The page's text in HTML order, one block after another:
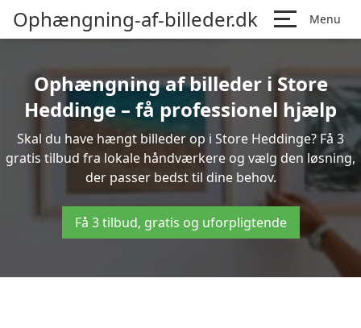
Ophængning-af-billeder.dk Menu
Ophængning af billeder i Store
Heddinge – få professionel hjælp
Skal du have hængt billeder op i Store Heddinge? Få 3
gratis tilbud fra lokale håndværkere og vælg den løsning,
der passer bedst til dine behov.
Få 3 tilbud, gratis og uforpligtende